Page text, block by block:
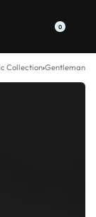
0
Collection›Gentleman